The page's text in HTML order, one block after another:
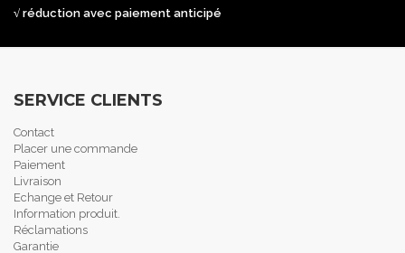
√ réduction avec paiement anticipé
SERVICE CLIENTS
Contact
Placer une commande
Paiement
Livraison
Echange et Retour
Information produit.
Réclamations
Garantie